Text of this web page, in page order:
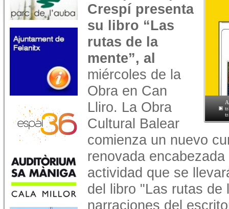
Crespí presenta
su libro “Las
rutas de la
mente”, al
miércoles de la
Obra en Can
Lliro. La Obra
Cultural Balear
comienza un nuevo
renovada
actividad que se
del libro "Las rutas de
narraciones del